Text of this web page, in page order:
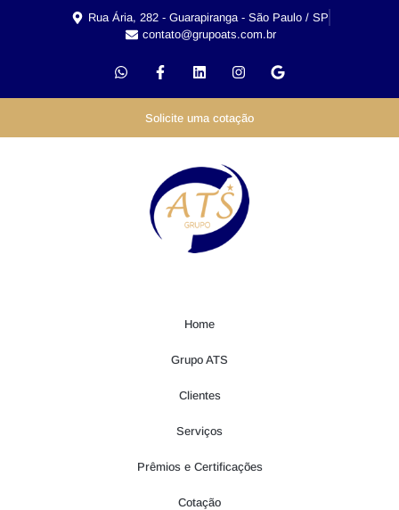
Rua Ária, 282 - Guarapiranga - São Paulo / SP
contato@grupoats.com.br
Solicite uma cotação
Home
Grupo ATS
Clientes
Serviços
Prêmios e Certificações
Cotação